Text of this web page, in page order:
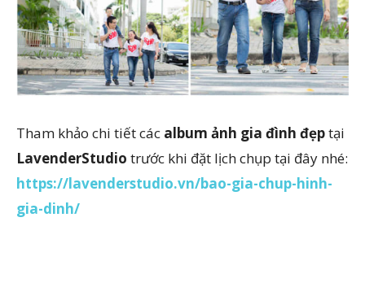
Tham khảo chi tiết các album ảnh gia đình đẹptại
LavenderStudio trước khi đặt lịch chụp tại đây nhé:
https://lavenderstudio.vn/bao-gia-chup-hinh-
gia-dinh/